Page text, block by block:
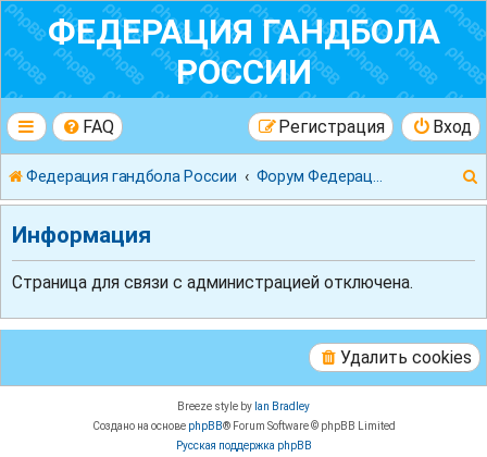
ФЕДЕРАЦИЯ ГАНДБОЛА
РОССИИ
FAQ Вход
Регистрация
Федерация гандбола России
Информация
Страница для связи с администрацией отключена.
Удалить cookies
Breeze style by Ian Bradley
Создано на основе phpBB® Forum Software © phpBB Limited
Русская поддержка phpBB